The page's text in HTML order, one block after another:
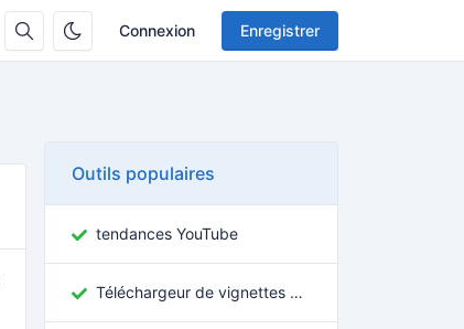
Connexion Enregistrer
Outils populaires
tendances YouTube
Téléchargeur de vignettes YouTube